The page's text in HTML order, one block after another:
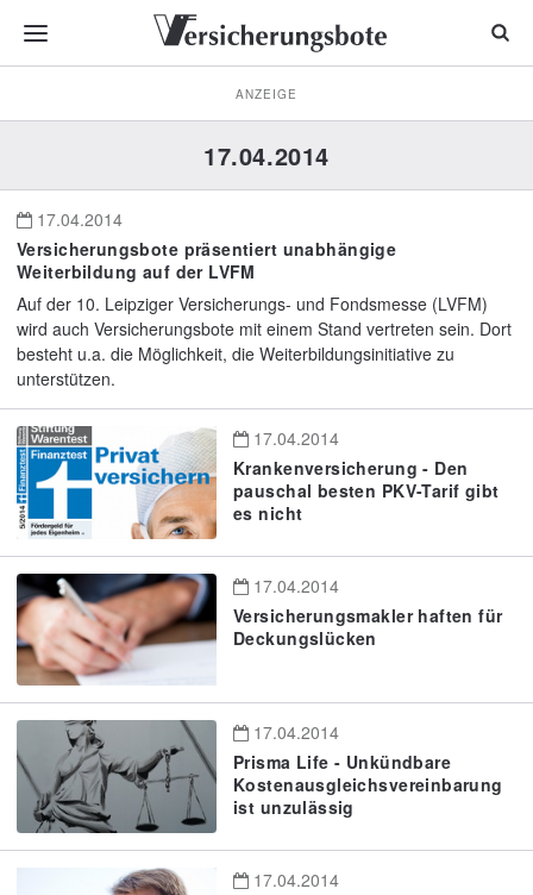
ANZEIGE
17.04.2014
17.04.2014
Versicherungsbote präsentiert unabhängige
Weiterbildung auf der LVFM
Auf der 10. Leipziger Versicherungs- und Fondsmesse (LVFM)
wird auch Versicherungsbote mit einem Stand vertreten sein. Dort
besteht u.a. die Möglichkeit, die Weiterbildungsinitiative zu
unterstützen.
17.04.2014
Krankenversicherung - Den
pauschal besten PKV-Tarif gibt
es nicht
17.04.2014
Versicherungsmakler haften für
Deckungslücken
17.04.2014
Prisma Life - Unkündbare
Kostenausgleichsvereinbarung
ist unzulässig
17.04.2014